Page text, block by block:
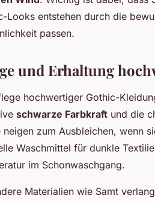
Looks entstehen durch die
passen.
und Erhaltung
hochwertiger Gothic-
schwarze Farbkraft und die
neigen zum Ausbleichen, wenn
Waschmittel für dunkle
im Schonwaschgang.
Materialien wie Samt